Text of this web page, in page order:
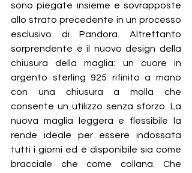
sono piegate insieme e sovrapposte
allo strato precedente in un processo
esclusivo di Pandora. Altrettanto
sorprendente è il nuovo design della
chiusura della maglia: un cuore in
argento sterling 925 rifinito a mano
con una chiusura a molla che
consente un utilizzo senza sforzo. La
nuova maglia leggera e flessibile la
rende ideale per essere indossata
tutti i giorni ed è disponibile sia come
bracciale che come collana. Che